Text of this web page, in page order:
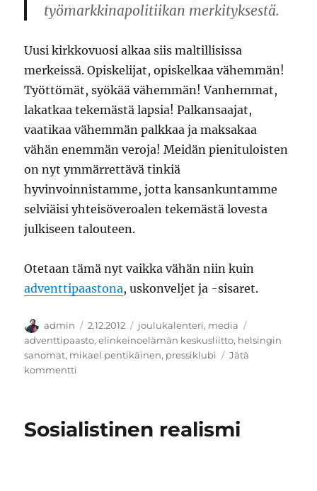
työmarkkinapolitiikan merkityksestä.
Uusi kirkkovuosi alkaa siis maltillisissa
merkeissä. Opiskelijat, opiskelkaa vähemmän!
Työttömät, syökää vähemmän! Vanhemmat,
lakatkaa tekemästä lapsia! Palkansaajat,
vaatikaa vähemmän palkkaa ja maksakaa
vähän enemmän veroja! Meidän pienituloisten
on nyt ymmärrettävä tinkiä
hyvinvoinnistamme, jotta kansankuntamme
selviäisi yhteisöveroalen tekemästä lovesta
julkiseen talouteen.
Otetaan tämä nyt vaikka vähän niin kuin
adventtipaastona, uskonveljet ja -sisaret.
Kirjoittaja
admin Julkaistu
2.12.2012 Kategoriat
joulukalenteri, media
adventtipaasto,elinkeinoelämän keskusliitto, helsingin
sanomat, mikael pentikäinen, pressiklubi
Jätä
kommentti
Sosialistinen realismi